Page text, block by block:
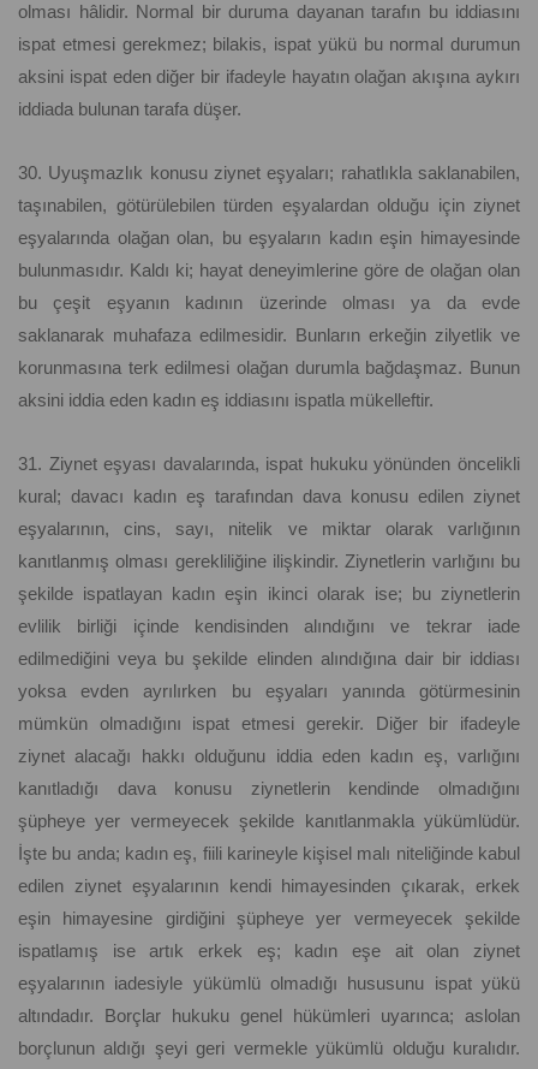
olması hâlidir. Normal bir duruma dayanan tarafın bu iddiasını
ispat etmesi gerekmez; bilakis, ispat yükü bu normal durumun
aksini ispat eden diğer bir ifadeyle hayatın olağan akışına aykırı
iddiada bulunan tarafa düşer.
30. Uyuşmazlık konusu ziynet eşyaları; rahatlıkla saklanabilen,
taşınabilen, götürülebilen türden eşyalardan olduğu için ziynet
eşyalarında olağan olan, bu eşyaların kadın eşin himayesinde
bulunmasıdır. Kaldı ki; hayat deneyimlerine göre de olağan olan
bu çeşit eşyanın kadının üzerinde olması ya da evde
saklanarak muhafaza edilmesidir. Bunların erkeğin zilyetlik ve
korunmasına terk edilmesi olağan durumla bağdaşmaz. Bunun
aksini iddia eden kadın eş iddiasını ispatla mükelleftir.
31. Ziynet eşyası davalarında, ispat hukuku yönünden öncelikli
kural; davacı kadın eş tarafından dava konusu edilen ziynet
eşyalarının, cins, sayı, nitelik ve miktar olarak varlığının
kanıtlanmış olması gerekliliğine ilişkindir. Ziynetlerin varlığını bu
şekilde ispatlayan kadın eşin ikinci olarak ise; bu ziynetlerin
evlilik birliği içinde kendisinden alındığını ve tekrar iade
edilmediğini veya bu şekilde elinden alındığına dair bir iddiası
yoksa evden ayrılırken bu eşyaları yanında götürmesinin
mümkün olmadığını ispat etmesi gerekir. Diğer bir ifadeyle
ziynet alacağı hakkı olduğunu iddia eden kadın eş, varlığını
kanıtladığı dava konusu ziynetlerin kendinde olmadığını
şüpheye yer vermeyecek şekilde kanıtlanmakla yükümlüdür.
İşte bu anda; kadın eş, fiili karineyle kişisel malı niteliğinde kabul
edilen ziynet eşyalarının kendi himayesinden çıkarak, erkek
eşin himayesine girdiğini şüpheye yer vermeyecek şekilde
ispatlamış ise artık erkek eş; kadın eşe ait olan ziynet
eşyalarının iadesiyle yükümlü olmadığı hususunu ispat yükü
altındadır. Borçlar hukuku genel hükümleri uyarınca; aslolan
borçlunun aldığı şeyi geri vermekle yükümlü olduğu kuralıdır.